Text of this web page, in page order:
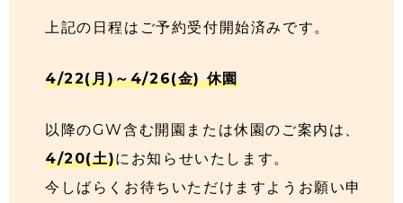
上記の日程はご予約受付開始済みです。
4/22(月)～4/26(金) 休園
以降のGW含む開園または休園のご案内は、
4/20(土)にお知らせいたします。
今しばらくお待ちいただけますようお願い申